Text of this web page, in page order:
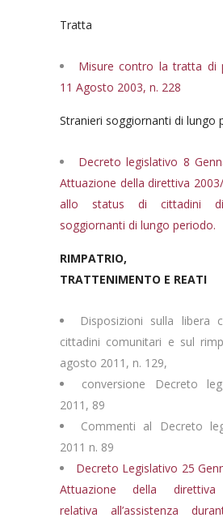
Tratta
Misure contro la tratta di
11 Agosto 2003, n. 228
Stranieri soggiornanti di lungo
Decreto legislativo 8
Attuazione della direttiva
allo status di cittadini
soggiornanti di lungo periodo.
RIMPATRIO,
TRATTENIMENTO E REATI
Disposizioni sulla libera
cittadini comunitari e sul
agosto 2011, n. 129,
conversione Decreto
2011, 89
Commenti al Decreto
2011 n. 89
Decreto Legislativo 25
Attuazione della direttiva
relativa all’assistenza